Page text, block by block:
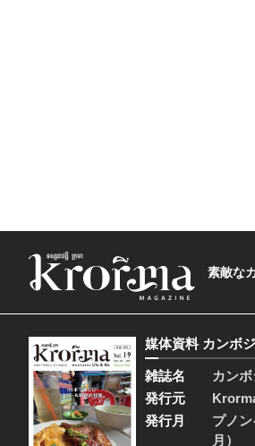
素敵な
媒体資料 カンボ
雑誌名
カン
発行元
発行月
プノ
月）